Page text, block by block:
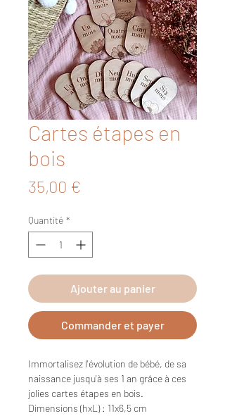
Cartes étapes en
bois
35,00 €
Quantité *
Ajouter au panier
Commander et payer
Immortalisez l'évolution de bébé, de sa
naissance jusqu'à ses 1 an grâce à ces
jolies cartes étapes en bois.
Dimensions (hxL) : 11x6,5 cm